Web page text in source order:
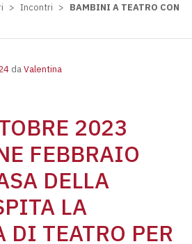
> Incontri > BAMBINI A TEATRO CON
daValentina
2023
FEBBRAIO
DELLA
LA
DI TEATRO PER